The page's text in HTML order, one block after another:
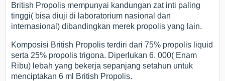
British Propolis mempunyai kandungan zat inti paling
tinggi( bisa diuji di laboratorium nasional dan
internasional) dibandingkan merek propolis yang lain.
Komposisi British Propolis terdiri dari 75% propolis liquid
serta 25% propolis trigona. Diperlukan 6. 000( Enam
Ribu) lebah yang bekerja sepanjang setahun untuk
menciptakan 6 ml British Propolis.